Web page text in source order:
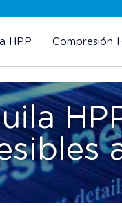
HPP Compresión